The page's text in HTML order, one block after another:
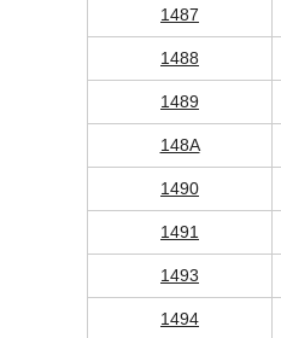
1487
1488
1489
148A
1490
1491
1493
1494